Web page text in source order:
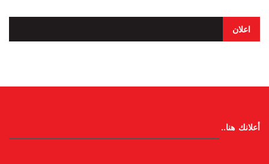
اعلان
أعلانك هنا..